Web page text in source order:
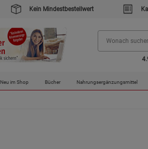
Kein Mindestbestellwert
Neu im Shop Bücher Nahrungsergänzungsmittel
Powerbank mit 5 Solarpanels - Für Bastler